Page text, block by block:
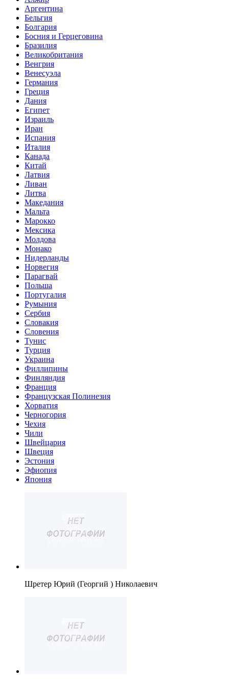
Аргентина
Бельгия
Болгария
Босния и Герцеговина
Бразилия
Великобритания
Венгрия
Венесуэла
Германия
Греция
Дания
Египет
Израиль
Иран
Испания
Италия
Канада
Китай
Латвия
Ливан
Литва
Македания
Мальта
Марокко
Мексика
Молдова
Монако
Нидерланды
Норвегия
Парагвай
Польша
Португалия
Румыния
Сербия
Словакия
Словения
Тунис
Турция
Украина
Филлипины
Финляндия
Франция
Французская Полинезия
Хорватия
Черногория
Чехия
Чили
Швейцария
Швеция
Эстония
Эфиопия
Япония
Шретер Юрий (Георгий ) Николаевич